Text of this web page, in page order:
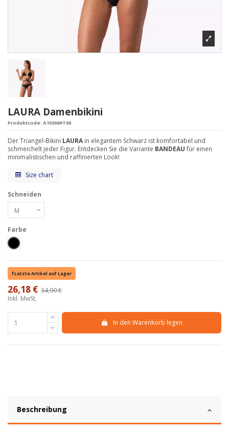
LAURA Damenbikini
Produktcode: A10300#T08
Der Triangel-Bikini LAURA in elegantem Schwarz ist komfortabel und
schmeichelt jeder Figur. Entdecken Sie die Variante BANDEAUfür einen
minimalistischen und raffinierten Look!
Size chart
Schneiden
Farbe
Nero
Letzte Artikel auf Lager
26,18 € 34,90 €
Inkl. MwSt.
In den Warenkorb legen
Beschreibung